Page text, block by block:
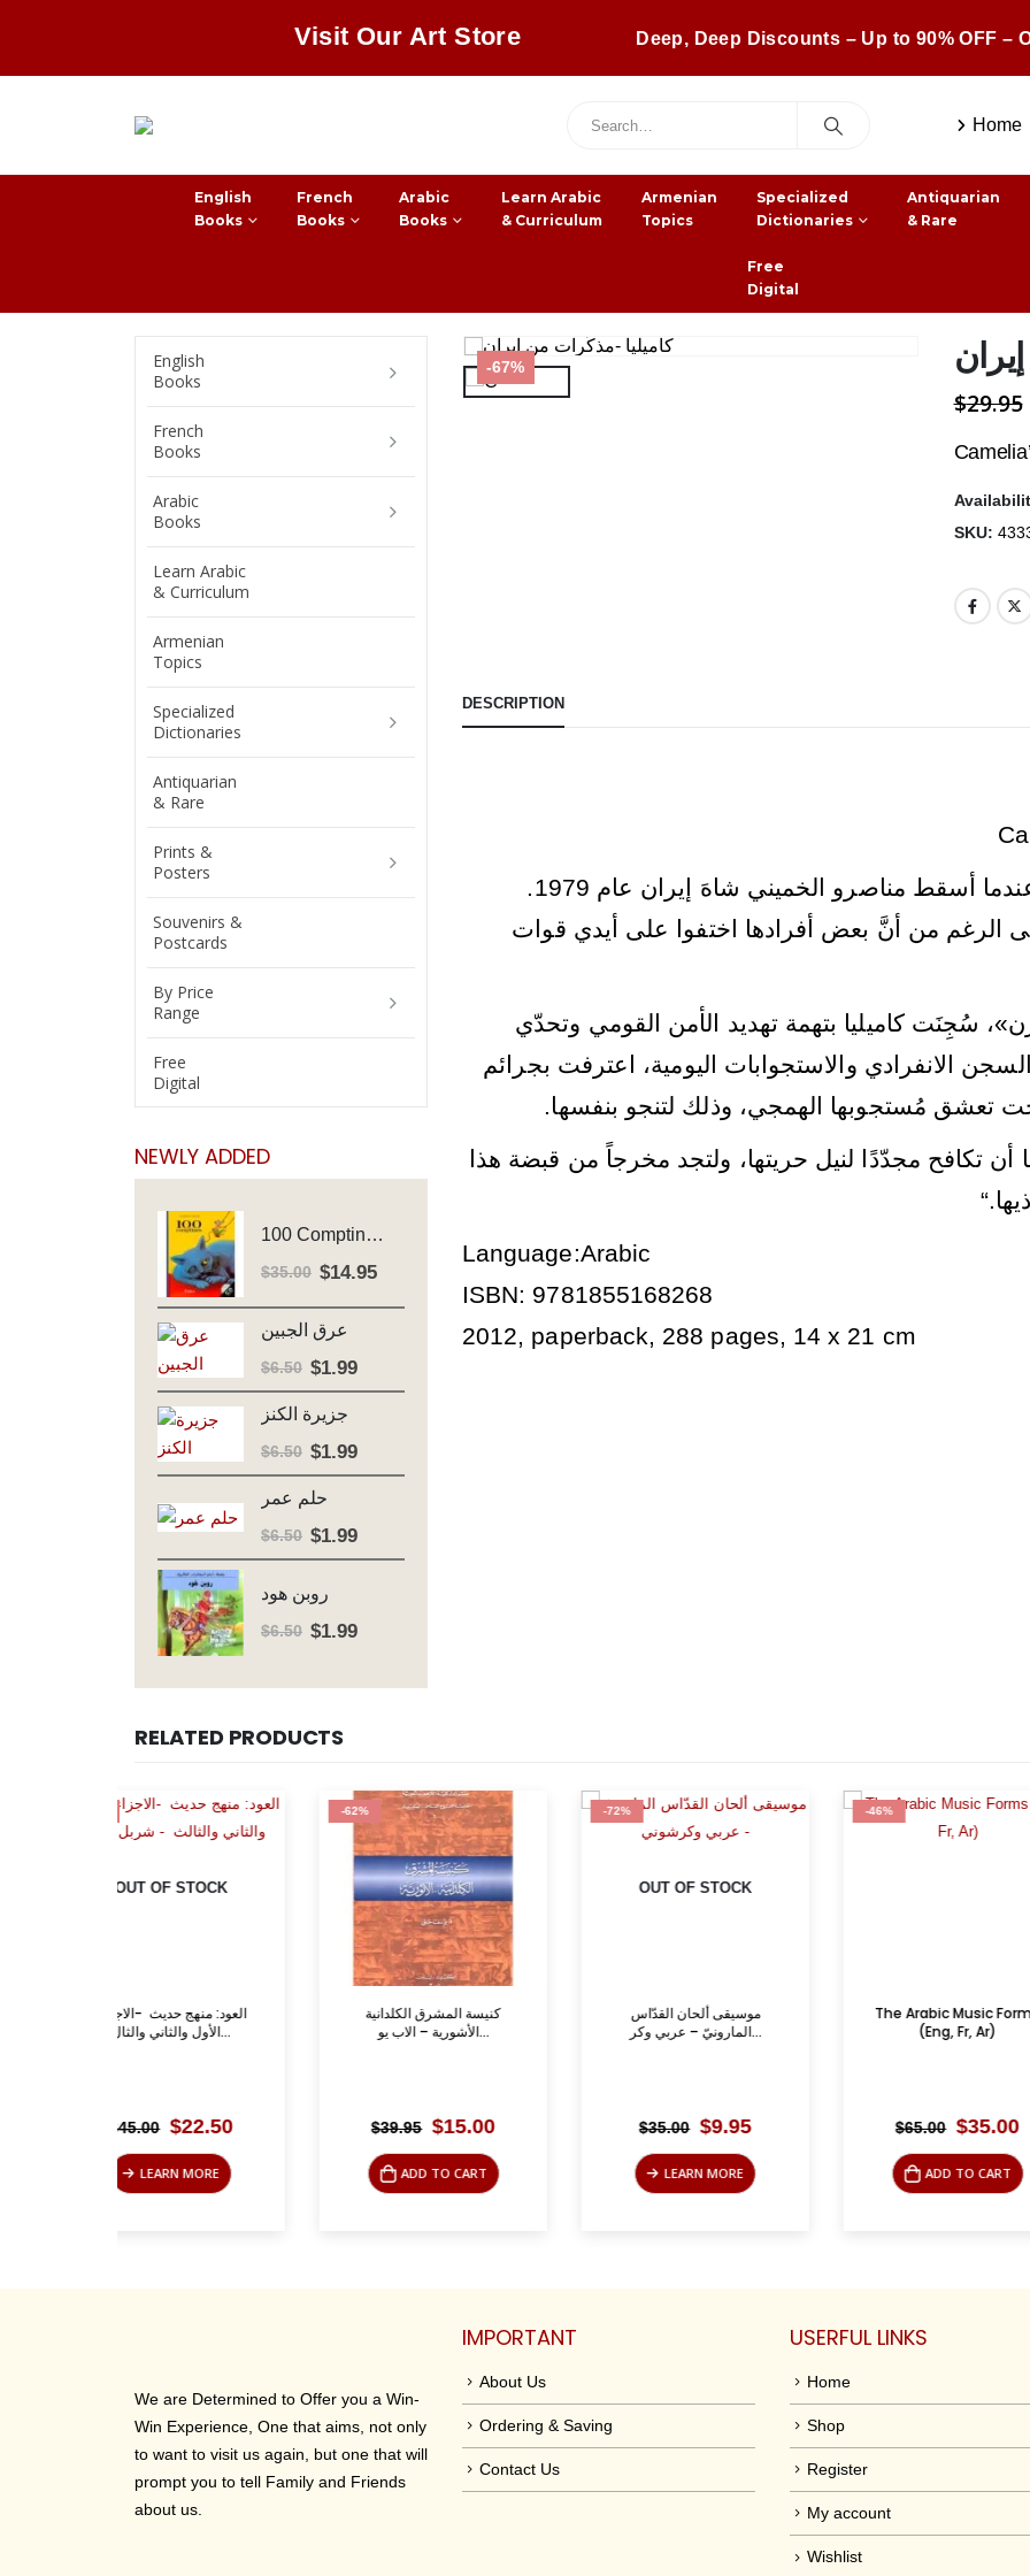
Visit Our Art Store Deep, Deep Discounts – Up to 90% OFF –
Home
English
Books
French
Books
Arabic
Books
Learn Arabic
& Curriculum
Armenian
Topics
Specialized
Dictionaries
Antiquarian
& Rare
Free
Digital
-67%
$29.95
SKU:
DESCRIPTION
كانت كاميليا في السادسة من عمرها عندما أسقط مناصرو الخميني شاهَ إيران عام 1979.
الرغم من أنَّ بعض أفرادها اختفوا على أيدي قوات
سُجِنَت كاميليا بتهمة تهديد الأمن القومي وتحدّي
الانفرادي والاستجوابات اليومية، اعترفت بجرائم
تعشق مُستجوبها الهمجي، وذلك لتنجو بنفسها.
تكافح مجدّدًا لنيل حريتها، ولتجد مخرجاً من قبضة هذا
“.
Language:Arabic
ISBN: 9781855168268
2012, paperback, 288 pages, 14 x 21 cm
English
Books
French
Books
Arabic
Books
Learn Arabic
& Curriculum
Armenian
Topics
Specialized
Dictionaries
Antiquarian
& Rare
Prints &
Posters
Souvenirs &
Postcards
By Price
Range
Free
Digital
NEWLY ADDED
100 Comptines - Avec Cd - Major Henriette
$35.00 Original
was:
$14.95Current
عرق الجبين
$6.50 Original
price
was:
$6.50.
$1.99Current
price
$1.99.
جزيرة الكنز
$6.50 Original
price
was:
$6.50.
$1.99Current
price
$1.99.
حلم عمر
$6.50 Original
price
$1.99Current
price
روبن هود
$6.50 Original
$1.99Current
RELATED PRODUCTS
Current
-62%
كنيسة المشرق الكلدانية
$39.95
Current
$15.00.
ADD TO CART
-72%
OUT OF STOCK
موسيقى ألحان القدّاس
$35.00
Current
LEARN MORE
-46%
The Arabic Music Forms
(Eng, Fr, Ar)
$65.00
Current
$35.00.
ADD TO CART
-79%
مؤلفون
$35.00
ADD
We are Determined to Offer you a Win-
Win Experience, One that aims, not only
to want to visit us again, but one that will
prompt you to tell Family and Friends
about us.
IMPORTANT
About Us
Ordering & Saving
Contact Us
USERFUL LINKS
Home
Shop
Register
My account
Wishlist